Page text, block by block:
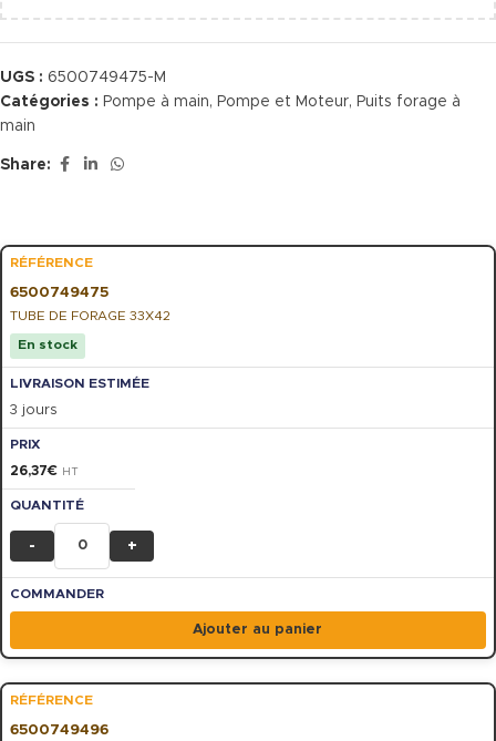
UGS : 6500749475-M
Catégories : Pompe à main, Pompe et Moteur, Puits forage à
main
Share:
6500749475
TUBE DE FORAGE 33X42
En stock
3 jours
26,37€ HT
- +
Ajouter au panier
6500749496